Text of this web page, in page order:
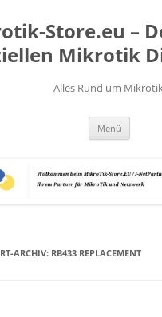
Store.eu –
Mikrotik
Alles Rund um
Menü
ARCHIV: RB433 REPLACEMENT